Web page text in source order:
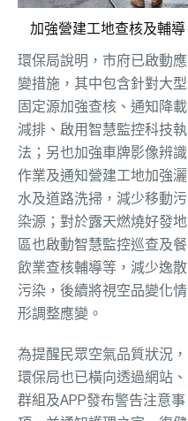
加強營建工地查核及輔導
環保局說明，市府已啟動應
變措施，其中包含針對大型
固定源加強查核、通知降載
減排、啟用智慧監控科技執
法；另也加強車牌影像辨識
作業及通知營建工地加強灑
水及道路洗掃，減少移動污
染源；對於露天燃燒好發地
區也啟動智慧監控巡查及餐
飲業查核輔導等，減少逸散
污染，後續將視空品變化情
形調整應變。
為提醒民眾空氣品質狀況，
環保局也已橫向透過網站、
群組及APP發布警告注意事